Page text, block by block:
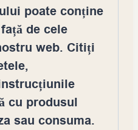
poate conține
de cele
web. Citiți
cu produsul
sau consuma.